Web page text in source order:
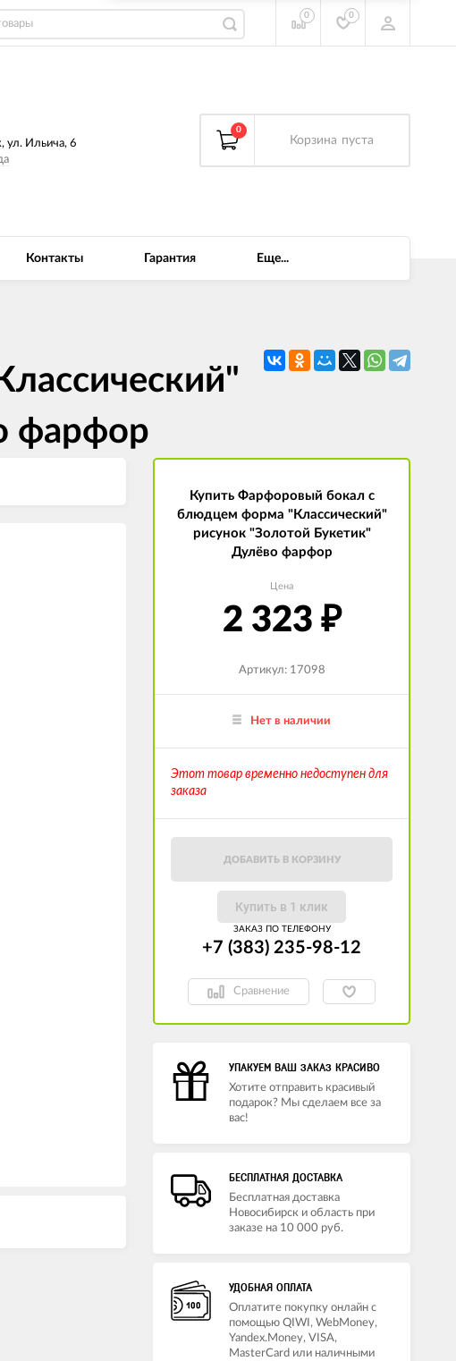
0 0
ул. Ильича, 6
0
Корзина пуста
Контакты Гарантия Еще...
фарфор
Купить Фарфоровый бокал с
блюдцем форма "Классический"
рисунок "Золотой Букетик"
Дулёво фарфор
Цена
2 323 ₽
Артикул: 17098
Нет в наличии
Этот товар временно недоступен для
заказа
ДОБАВИТЬ В КОРЗИНУ
Купить в 1 клик
ЗАКАЗ ПО ТЕЛЕФОНУ
+7 (383) 235-98-12
Сравнение
УПАКУЕМ ВАШ ЗАКАЗ КРАСИВО
Хотите отправить красивый
подарок? Мы сделаем все за
вас!
БЕСПЛАТНАЯ ДОСТАВКА
Бесплатная доставка
Новосибирск и область при
заказе на 10 000 руб.
УДОБНАЯ ОПЛАТА
Оплатите покупку онлайн с
помощью QIWI, WebMoney,
Yandex.Money, VISA,
MasterCard или наличными